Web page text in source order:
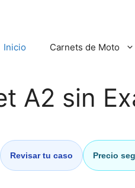
Inicio Carnets de Moto
A2 sin
Revisar tu caso Precio